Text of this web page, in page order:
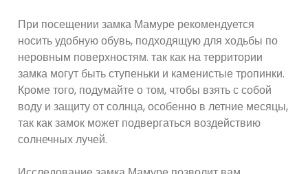
При посещении замка Мамуре рекомендуется
носить удобную обувь, подходящую для ходьбы по
неровным поверхностям. так как на территории
замка могут быть ступеньки и каменистые тропинки.
Кроме того, подумайте о том, чтобы взять с собой
воду и защиту от солнца, особенно в летние месяцы,
так как замок может подвергаться воздействию
солнечных лучей.